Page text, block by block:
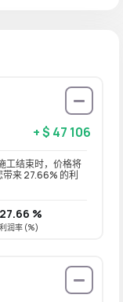
+ $ 47 106
工结束时，价格将
来 27.66% 的利
27.66 %
利润率 (%)